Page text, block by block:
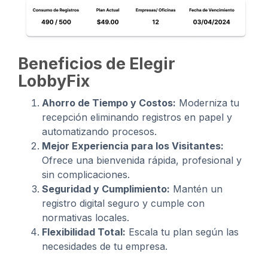
Beneficios de Elegir
LobbyFix
Ahorro de Tiempo y Costos: Moderniza tu
recepción eliminando registros en papel y
automatizando procesos.
Mejor Experiencia para los Visitantes:
Ofrece una bienvenida rápida, profesional y
sin complicaciones.
Seguridad y Cumplimiento: Mantén un
registro digital seguro y cumple con
normativas locales.
Flexibilidad Total: Escala tu plan según las
necesidades de tu empresa.